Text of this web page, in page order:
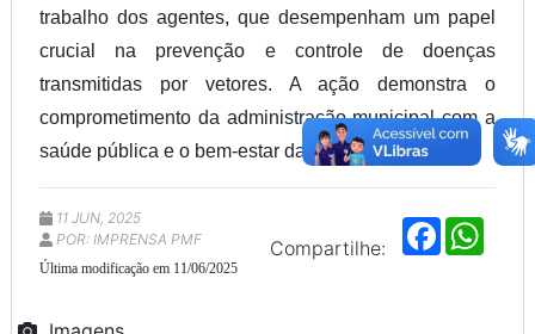
trabalho dos agentes, que desempenham um papel
crucial na prevenção e controle de doenças
transmitidas por vetores. A ação demonstra o
comprometimento da administração municipal com a
saúde pública e o bem-estar da comunidade.
Compartilhe:
F
a
11 JUN, 2025
POR: IMPRENSA PMF
Última modificação em 11/06/2025